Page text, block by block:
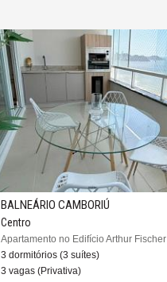
BALNEÁRIO CAMBORIÚ
Centro
Apartamento no Edifício Arthur Fischer
3 dormitórios (3 suítes)
3 vagas (Privativa)